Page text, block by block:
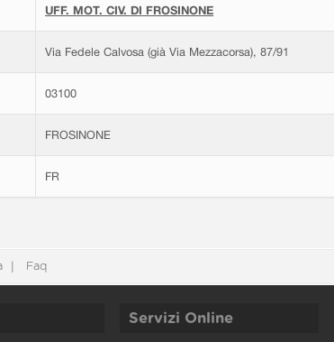
UFF. MOT. CIV. DI FROSINONE
Via Fedele Calvosa (già Via Mezzacorsa), 87/91
03100
FROSINONE
FR
Faq
Servizi Online